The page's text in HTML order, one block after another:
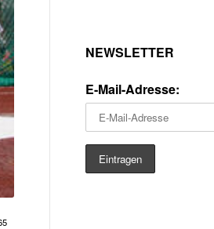
NEWSLETTER
E-Mail-Adresse: